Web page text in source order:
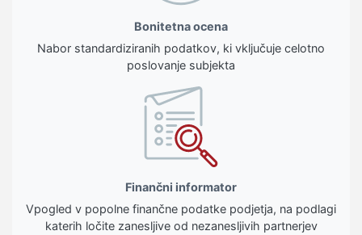
Bonitetna ocena
Nabor standardiziranih podatkov, ki vključuje celotno
poslovanje subjekta
Finančni informator
Vpogled v popolne finančne podatke podjetja, na podlagi
katerih ločite zanesljive od nezanesljivih partnerjev